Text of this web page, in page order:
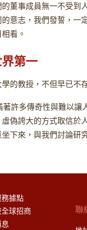
董事成員無一不受到
意志，我們發誓，一
看。
第一
的教授，不但早已不
著許多傳奇性與難以
偽誇大的方式取信於
下來，與我們討論研
據點
球招商
聯